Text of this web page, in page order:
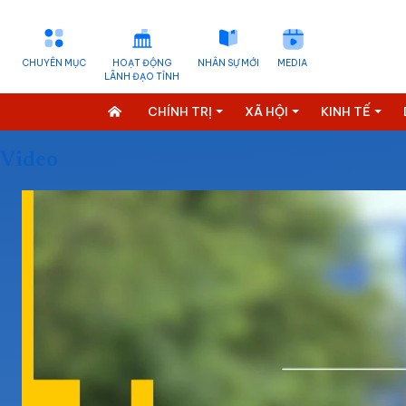
CHUYÊN MỤC
HOẠT ĐỘNG
LÃNH ĐẠO TỈNH
NHÂN SỰ MỚI MEDIA
CHÍNH TRỊ XÃ HỘI KINH TẾ
Video